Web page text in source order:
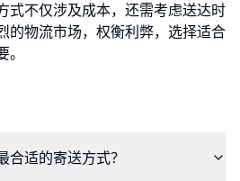
式不仅涉及成本，还需考虑送达时
的物流市场，权衡利弊，选择适合
合适的寄送方式？